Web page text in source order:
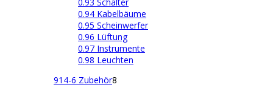
0.94 Kabelbäume
0.95 Scheinwerfer
0.96 Lüftung
0.97 Instrumente
0.98 Leuchten
914-6 Zubehör8